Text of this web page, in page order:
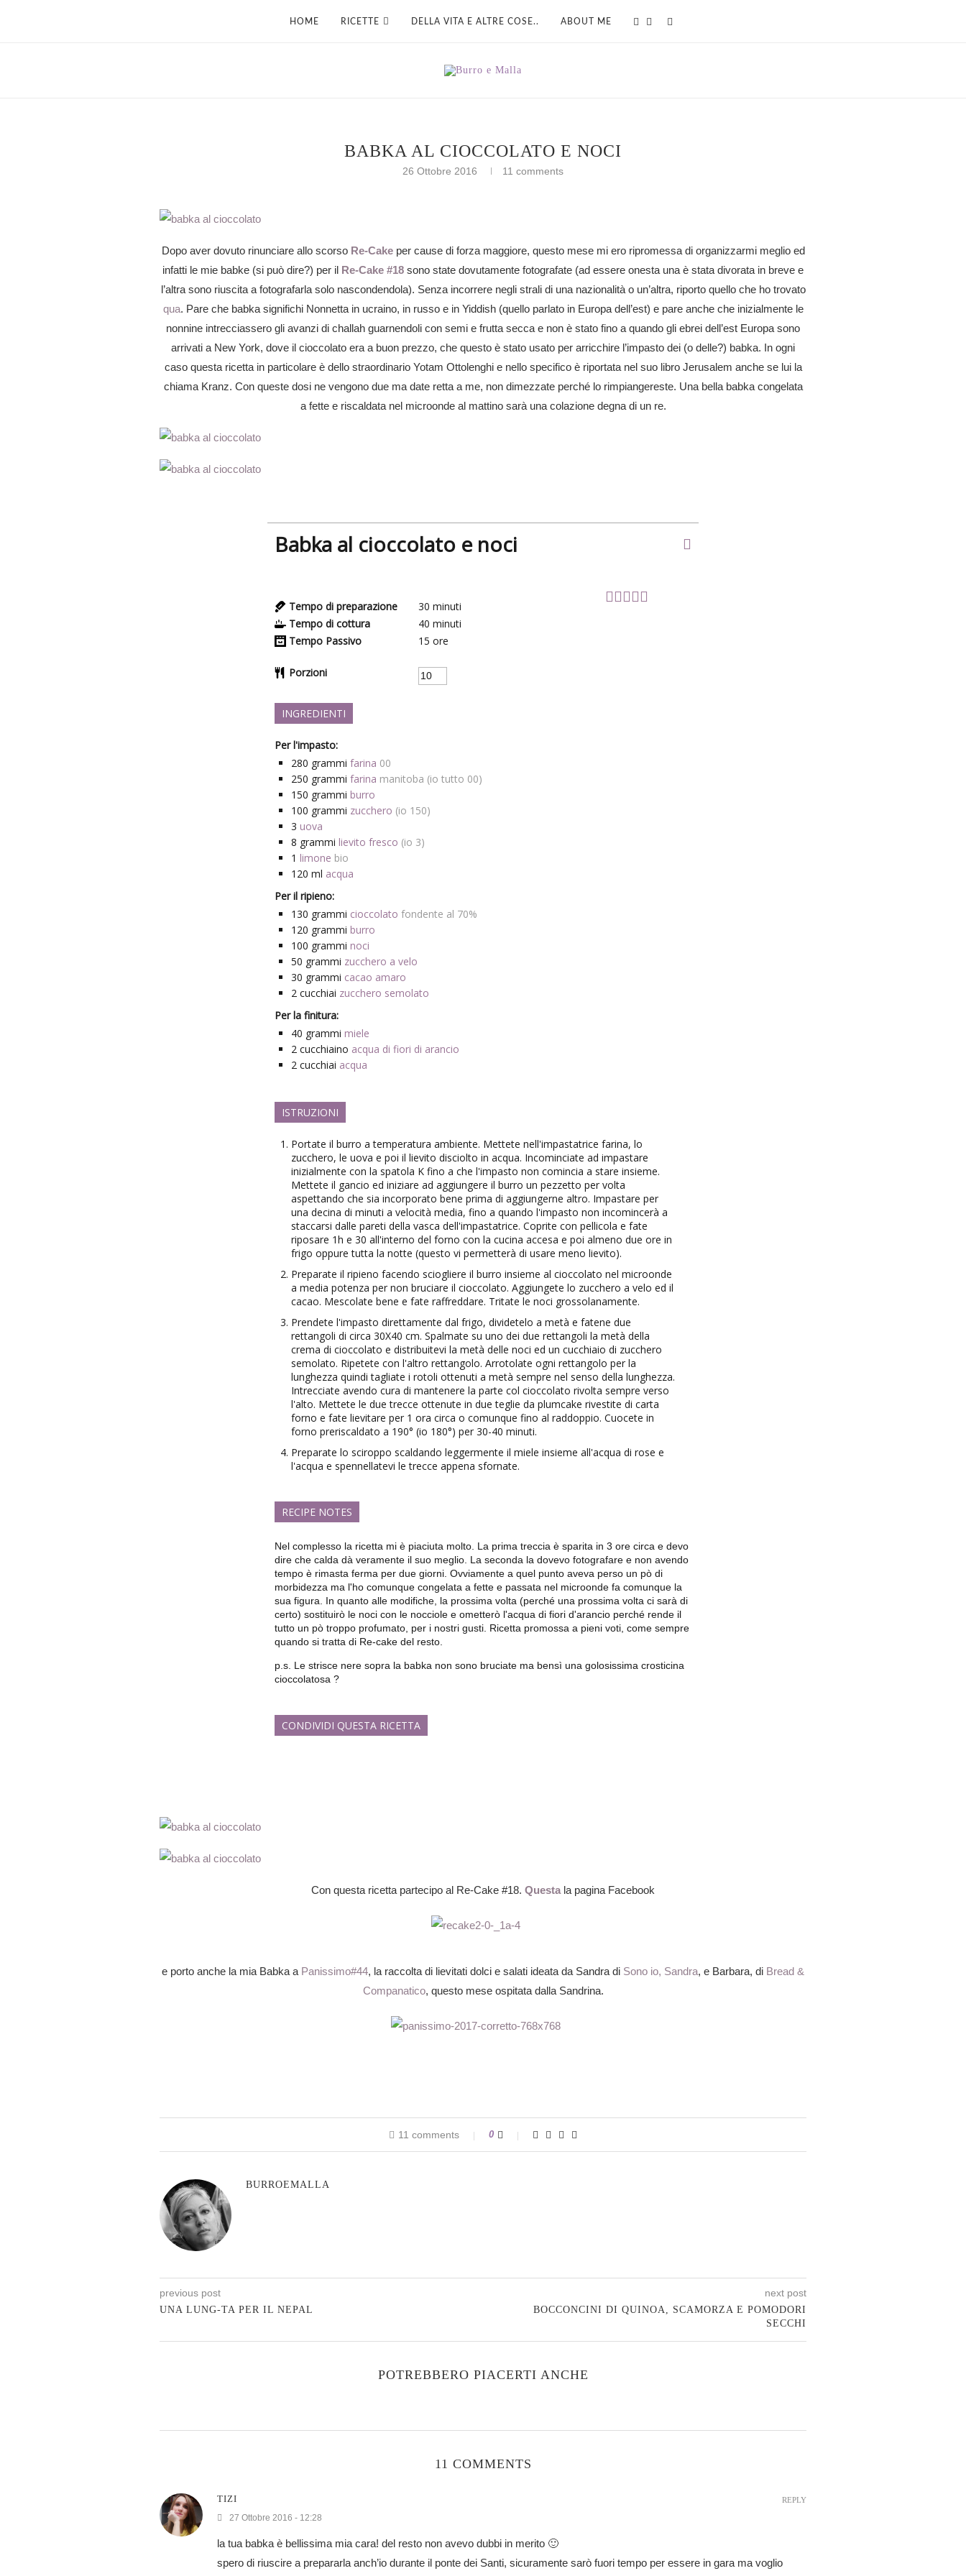
HOME RICETTE DELLA VITA E ALTRE COSE.. ABOUT ME
BABKA AL CIOCCOLATO E NOCI
26 Ottobre 2016 11 comments
Dopo aver dovuto rinunciare allo scorso Re-Cakeper cause di forza maggiore, questo mese mi ero ripromessa di organizzarmi meglio ed
infatti le mie babke (si può dire?) per il Re-Cake #18 sono state dovutamente fotografate (ad essere onesta una è stata divorata in breve e
l’altra sono riuscita a fotografarla solo nascondendola). Senza incorrere negli strali di una nazionalità o un’altra, riporto quello che ho trovato
qua. Pare che babka significhi Nonnetta in ucraino, in russo e in Yiddish (quello parlato in Europa dell’est) e pare anche che inizialmente le
nonnine intrecciassero gli avanzi di challah guarnendoli con semi e frutta secca e non è stato fino a quando gli ebrei dell’est Europa sono
arrivati a New York, dove il cioccolato era a buon prezzo, che questo è stato usato per arricchire l’impasto dei (o delle?) babka. In ogni
caso questa ricetta in particolare è dello straordinario Yotam Ottolenghi e nello specifico è riportata nel suo libro Jerusalem anche se lui la
chiama Kranz. Con queste dosi ne vengono due ma date retta a me, non dimezzate perché lo rimpiangereste. Una bella babka congelata
a fette e riscaldata nel microonde al mattino sarà una colazione degna di un re.
Babka al cioccolato e noci
Tempo di preparazione 30 minuti
Tempo di cottura
40 minuti
Tempo Passivo
15 ore
Porzioni
INGREDIENTI
Per l'impasto:
280 grammi farina 00
250 grammi farina manitoba (io tutto 00)
150 grammi burro
100 grammi zucchero (io 150)
3 uova
8 grammi lievito fresco (io 3)
1 limone bio
120 ml acqua
Per il ripieno:
130 grammi cioccolato fondente al 70%
120 grammi burro
100 grammi noci
50 grammi zucchero a velo
30 grammi cacao amaro
2 cucchiai zucchero semolato
Per la finitura:
40 grammi miele
2 cucchiaino acqua di fiori di arancio
2 cucchiai acqua
ISTRUZIONI
Portate il burro a temperatura ambiente. Mettete nell'impastatrice farina, lo
zucchero, le uova e poi il lievito disciolto in acqua. Incominciate ad impastare
inizialmente con la spatola K fino a che l'impasto non comincia a stare insieme.
Mettete il gancio ed iniziare ad aggiungere il burro un pezzetto per volta
aspettando che sia incorporato bene prima di aggiungerne altro. Impastare per
una decina di minuti a velocità media, fino a quando l'impasto non incomincerà a
staccarsi dalle pareti della vasca dell'impastatrice. Coprite con pellicola e fate
riposare 1h e 30 all'interno del forno con la cucina accesa e poi almeno due ore in
frigo oppure tutta la notte (questo vi permetterà di usare meno lievito).
Preparate il ripieno facendo sciogliere il burro insieme al cioccolato nel microonde
a media potenza per non bruciare il cioccolato. Aggiungete lo zucchero a velo ed il
cacao. Mescolate bene e fate raffreddare. Tritate le noci grossolanamente.
Prendete l'impasto direttamente dal frigo, dividetelo a metà e fatene due
rettangoli di circa 30X40 cm. Spalmate su uno dei due rettangoli la metà della
crema di cioccolato e distribuitevi la metà delle noci ed un cucchiaio di zucchero
semolato. Ripetete con l'altro rettangolo. Arrotolate ogni rettangolo per la
lunghezza quindi tagliate i rotoli ottenuti a metà sempre nel senso della lunghezza.
Intrecciate avendo cura di mantenere la parte col cioccolato rivolta sempre verso
l'alto. Mettete le due trecce ottenute in due teglie da plumcake rivestite di carta
forno e fate lievitare per 1 ora circa o comunque fino al raddoppio. Cuocete in
forno preriscaldato a 190° (io 180°) per 30-40 minuti.
Preparate lo sciroppo scaldando leggermente il miele insieme all'acqua di rose e
l'acqua e spennellatevi le trecce appena sfornate.
RECIPE NOTES
Nel complesso la ricetta mi è piaciuta molto. La prima treccia è sparita in 3 ore circa e devo
dire che calda dà veramente il suo meglio. La seconda la dovevo fotografare e non avendo
tempo è rimasta ferma per due giorni. Ovviamente a quel punto aveva perso un pò di
morbidezza ma l'ho comunque congelata a fette e passata nel microonde fa comunque la
sua figura. In quanto alle modifiche, la prossima volta (perché una prossima volta ci sarà di
certo) sostituirò le noci con le nocciole e ometterò l'acqua di fiori d'arancio perché rende il
tutto un pò troppo profumato, per i nostri gusti. Ricetta promossa a pieni voti, come sempre
quando si tratta di Re-cake del resto.
p.s. Le strisce nere sopra la babka non sono bruciate ma bensì una golosissima crosticina
cioccolatosa ?
CONDIVIDI QUESTA RICETTA
Con questa ricetta partecipo al Re-Cake #18. Questa la pagina Facebook
e porto anche la mia Babka a Panissimo#44, la raccolta di lievitati dolci e salati ideata da Sandra di Sono io, Sandra, e Barbara, di Bread &
Companatico, questo mese ospitata dalla Sandrina.
11 comments 0
BURROEMALLA
previous post
UNA LUNG-TA PER IL NEPAL
next post
BOCCONCINI DI QUINOA, SCAMORZA E POMODORI
SECCHI
POTREBBERO PIACERTI ANCHE
11 COMMENTS
TIZI
27 Ottobre 2016 - 12:28
la tua babka è bellissima mia cara! del resto non avevo dubbi in merito 🙂
spero di riuscire a prepararla anch’io durante il ponte dei Santi, sicuramente sarò fuori tempo per essere in gara ma voglio
REPLY